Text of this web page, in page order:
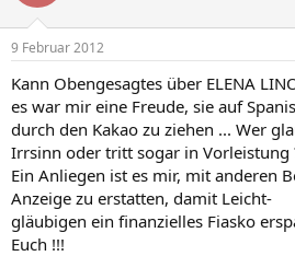
9 Februar 2012
Kann Obengesagtes über ELENA
es war mir eine Freude, sie auf
durch den Kakao zu ziehen ... Wer
Irrsinn oder tritt sogar in Vorleistung
Ein Anliegen ist es mir, mit anderen
Anzeige zu erstatten, damit Leicht-
gläubigen ein finanzielles Fiasko
Euch !!!